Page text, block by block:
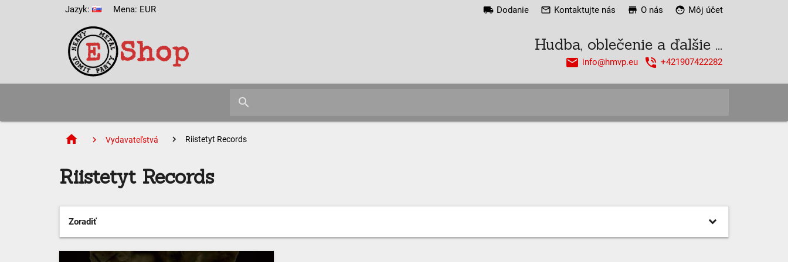
Jazyk: Mena: EUR local_shipping Dodanie mail_outline Kontaktujte nás store O nás face Môj účet
Hudba, oblečenie a ďalšie ...
info@hmvp.eu
email +421907422282
phone_in_talk
search
home Vydavateľstvá Riistetyt Records
Riistetyt Records
Zoradiť